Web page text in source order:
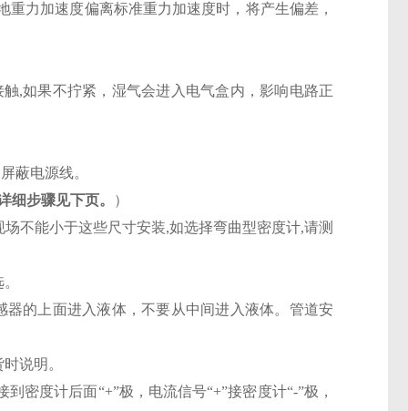
力加速度偏离标准重力加速度时，将产生偏差，
触,如果不拧紧，湿气会进入电气盒内，影响电路正
蔽电源线。
细步骤见下页。
）
不能小于这些尺寸安装,如选择弯曲型密度计,请测
的上面进入液体，不要从中间进入液体。管道安
说明。
密度计后面“+”极，电流信号“+”接密度计“-”极，